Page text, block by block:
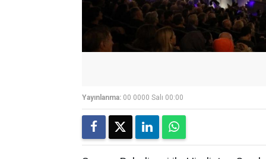
Yayınlanma: 00 0000 Salı 00:00